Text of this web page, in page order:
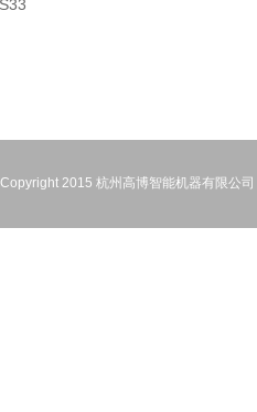
S33
Copyright 2015 杭州高博智能机器有限公司